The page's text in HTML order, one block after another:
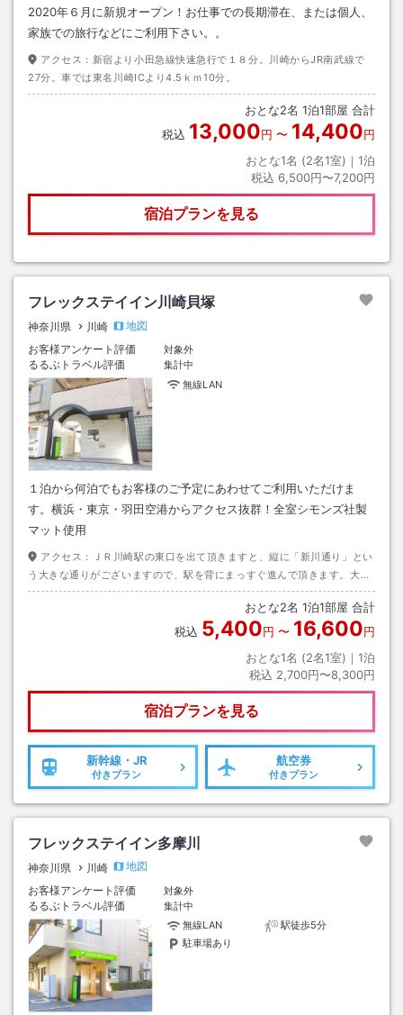
2020年６月に新規オープン！お仕事での長期滞在、または個人、
家族での旅行などにご利用下さい。。
アクセス： 新宿より小田急線快速急行で１８分。川崎からJR南武線で
27分。車では東名川崎ICより4.5ｋｍ10分。
おとな2名 1泊1部屋 合計
税込 13,000円 〜 14,400円
おとな1名 (2名1室)｜ 1泊
税込 6,500円〜7,200円
宿泊プランを見る
フレックステイイン川崎貝塚
神奈川県 川崎
地図
お客様アンケート評価
対象外
るるぶトラベル評価
集計中
無線LAN
１泊から何泊でもお客様のご予定にあわせてご利用いただけま
す。横浜・東京・羽田空港からアクセス抜群！全室シモンズ社製
マット使用
アクセス：
ＪＲ川崎駅の東口を出て頂きますと、縦に「新川通り」とい
う大きな通りがございますので、駅を背にまっすぐ進んで頂きます。大き
な交差点「第１京浜」を渡った右側にございます。
おとな2名 1泊1部屋 合計
税込 5,400円 〜 16,600円
おとな1名 (2名1室)｜ 1泊
税込 2,700円〜8,300円
宿泊プランを見る
新幹線・JR
付きプラン
航空券
付きプラン
フレックステイイン多摩川
神奈川県 川崎
地図
お客様アンケート評価
対象外
るるぶトラベル評価
集計中
無線LAN
駅徒歩5分
駐車場あり